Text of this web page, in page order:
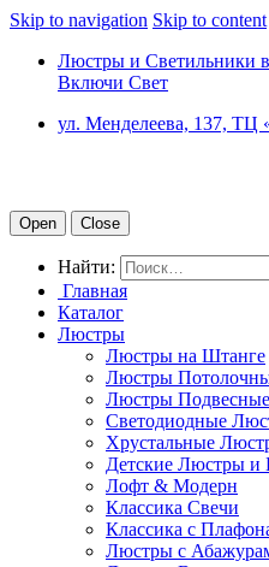
Skip to navigation Skip to content
Люстры и Светильники
Включи Свет
ул. Менделеева, 137, ТЦ
Open Close
Найти:
Главная
Каталог
Люстры
Люстры на Штанге
Люстры
Люстры Подвесные
Светодиодные
Хрустальные
Детские Люстры и
Лофт & Модерн
Классика Свечи
Классика с
Люстры с